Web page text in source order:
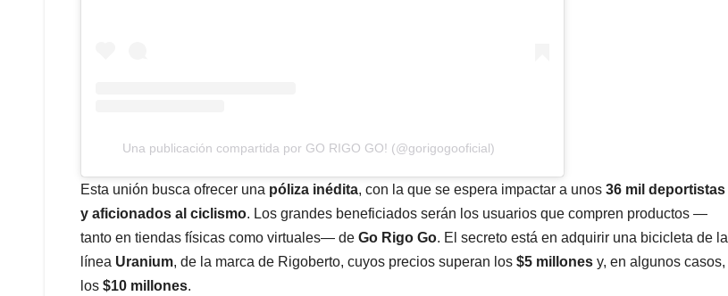
Una publicación compartida por GO RIGO GO! (@gorigogooficial)
Esta unión busca ofrecer una póliza inédita, con la que se espera impactar a unos 36 mil deportistas
y aficionados al ciclismo. Los grandes beneficiados serán los usuarios que compren productos —
tanto en tiendas físicas como virtuales— de Go Rigo Go. El secreto está en adquirir una bicicleta de la
línea Uranium, de la marca de Rigoberto, cuyos precios superan los $5 millones y, en algunos casos,
los $10 millones.